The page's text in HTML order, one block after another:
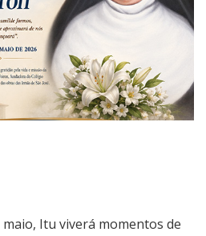
maio, Itu viverá momentos de